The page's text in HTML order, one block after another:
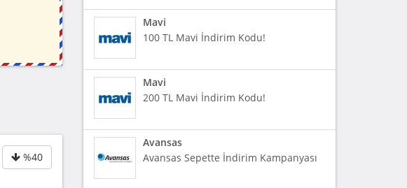
%40
Mavi
100 TL Mavi İndirim Kodu!
Mavi
200 TL Mavi İndirim Kodu!
Avansas
Avansas Sepette İndirim Kampanyası